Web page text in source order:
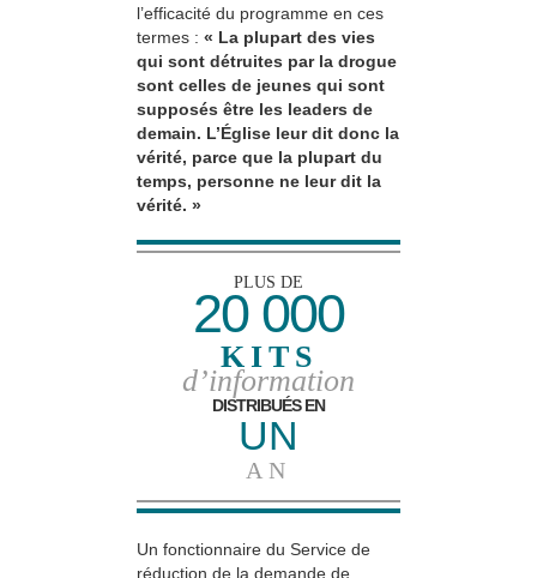
l’efficacité du programme en ces
termes : « La plupart des vies
qui sont détruites par la drogue
sont celles de jeunes qui sont
supposés être les leaders de
demain. L’Église leur dit donc la
vérité, parce que la plupart du
temps, personne ne leur dit la
vérité. »
PLUS DE
20 000
KITS
d’information
DISTRIBUÉS EN
UN
AN
Un fonctionnaire du Service de
réduction de la demande de